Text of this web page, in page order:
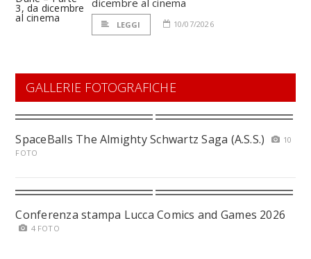
dicembre al cinema
LEGGI 10/07/2026
GALLERIE FOTOGRAFICHE
SpaceBalls The Almighty Schwartz Saga (A.S.S.)
10
FOTO
Conferenza stampa Lucca Comics and Games 2026
4 FOTO